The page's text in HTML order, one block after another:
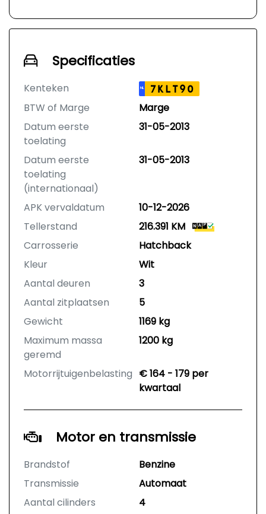
Specificaties
Kenteken NL 7KLT90
BTW of Marge
Marge
Datum eerste
toelating
31-05-2013
Datum eerste
toelating
(internationaal)
31-05-2013
APK vervaldatum
10-12-2026
Tellerstand
216.391 KM
Carrosserie
Hatchback
Kleur
Wit
Aantal deuren
3
Aantal zitplaatsen
5
Gewicht
1169 kg
Maximum massa
geremd
1200 kg
Motorrijtuigenbelasting € 164 - 179 per
kwartaal
Motor en transmissie
Brandstof
Benzine
Transmissie
Automaat
Aantal cilinders
4